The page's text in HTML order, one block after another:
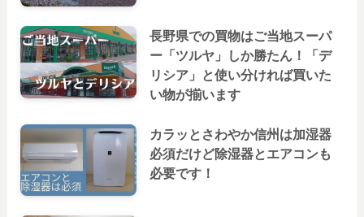
長野県での買物はご当地スーパ
ー「ツルヤ」しか勝たん！「デ
リシア」と使い分ければ買いた
い物が揃います
カラッとさわやか信州は加湿器
必須だけど除湿器とエアコンも
必要です！